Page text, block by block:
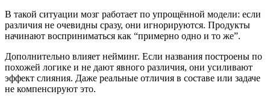
В такой ситуации мозг работает по упрощённой модели: если
различия не очевидны сразу, они игнорируются. Продукты
начинают восприниматься как “примерно одно и то же”.
Дополнительно влияет нейминг. Если названия построены по
похожей логике и не дают явного различия, они усиливают
эффект слияния. Даже реальные отличия в составе или задаче
не компенсируют это.